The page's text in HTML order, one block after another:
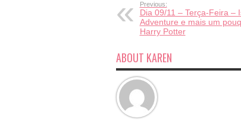
Previous:
Dia 09/11 – Terça-Feira –
Adventure e mais um
Harry Potter
ABOUT KAREN